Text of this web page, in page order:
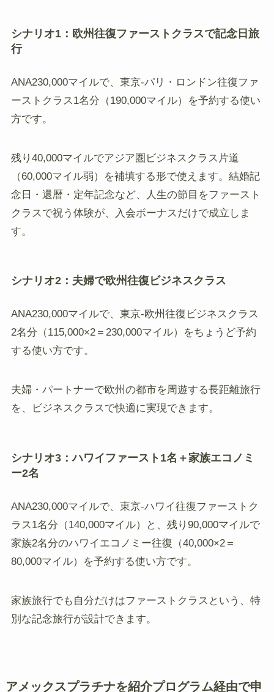
シナリオ1：欧州往復ファーストクラスで記念日旅
行
ANA230,000マイルで、東京-パリ・ロンドン往復ファ
ーストクラス1名分（190,000マイル）を予約する使い
方です。
残り40,000マイルでアジア圏ビジネスクラス片道
（60,000マイル弱）を補填する形で使えます。結婚記
念日・還暦・定年記念など、人生の節目をファースト
クラスで祝う体験が、入会ボーナスだけで成立しま
す。
シナリオ2：夫婦で欧州往復ビジネスクラス
ANA230,000マイルで、東京-欧州往復ビジネスクラス
2名分（115,000×2＝230,000マイル）をちょうど予約
する使い方です。
夫婦・パートナーで欧州の都市を周遊する長距離旅行
を、ビジネスクラスで快適に実現できます。
シナリオ3：ハワイファースト1名＋家族エコノミ
ー2名
ANA230,000マイルで、東京-ハワイ往復ファーストク
ラス1名分（140,000マイル）と、残り90,000マイルで
家族2名分のハワイエコノミー往復（40,000×2＝
80,000マイル）を予約する使い方です。
家族旅行でも自分だけはファーストクラスという、特
別な記念旅行が設計できます。
アメックスプラチナを紹介プログラム経由で申